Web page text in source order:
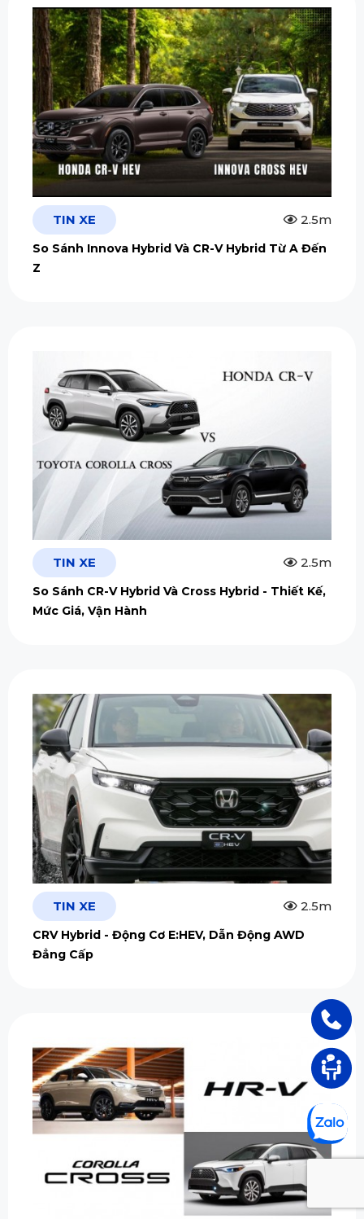
TIN XE 2.5m
So Sánh Innova Hybrid Và CR-V Hybrid Từ A Đến
Z
TIN XE 2.5m
So Sánh CR-V Hybrid Và Cross Hybrid - Thiết Kế,
Mức Giá, Vận Hành
TIN XE 2.5m
CRV Hybrid - Động Cơ E:HEV, Dẫn Động AWD
Đẳng Cấp